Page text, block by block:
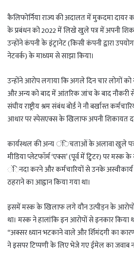
p
m
कैलिफोर्निया राज्य की अदालत में मुकदमा दायर
के प्रबंधन को 2022 में लिखे खुले पत्र में अपनी
उन्होंने कंपनी के इंट्रानेट (किसी कंपनी द्वारा
नेटवर्क) के माध्यम से साझा किया।
उन्होंने आरोप लगाया कि अगले दिन चार लोगों को
और अन्य को बाद में आंतरिक जांच के बाद नौकरी
संघीय राष्ट्रीय श्रम संबंध बोर्ड ने नौ बर्खास्त
आधार पर स्पेसएक्स के खिलाफ अपनी शिकायत
कार्यस्थल की अन्य ंिचताओं के अलावा खुले
मीडिया प्लेटफॉर्म ‘एक्स’ (पूर्व में ट्विटर) पर मस्क
ंिनदा करने और कर्मचारियों से उनके
ठहराने का आह्वान किया गया था।
इसमें मस्क के खिलाफ लगे यौन उत्पीड़न के
था। मस्क ने हालांकि इन आरोपों से इनकार किया
“अक्सर ध्यान भटकाने वाले और र्शिमंदगी का
ने इसपर टिप्पणी के लिए भेजे गए ईमेल का जवाब